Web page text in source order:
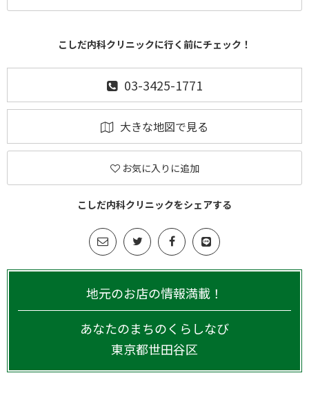
こしだ内科クリニックに行く前にチェック！
03-3425-1771
大きな地図で見る
お気に入りに追加
こしだ内科クリニックをシェアする
地元のお店の情報満載！
あなたのまちのくらしなび
東京都世田谷区